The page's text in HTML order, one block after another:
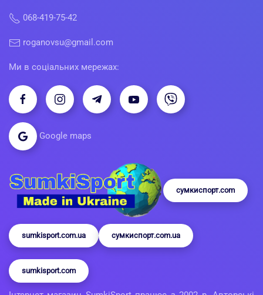
068-419-75-42
roganovsu@gmail.com
Ми в соціальних мережах:
Google maps
сумкиспорт.com
sumkisport.com.ua сумкиспорт.com.ua
sumkisport.com